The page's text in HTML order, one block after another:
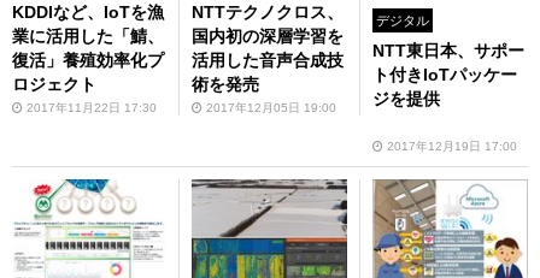
KDDIなど、IoTを漁
業に活用した「鯖、
復活」養殖効率化プ
ロジェクト
2017年11月22日 17:30
NTTテクノクロス、
国内初の深層学習を
活用した音声合成技
術を発売
2017年12月05日 19:00
デジタル
NTT東日本、サポー
ト付きIoTパッケー
ジを提供
2017年12月19日 17:00